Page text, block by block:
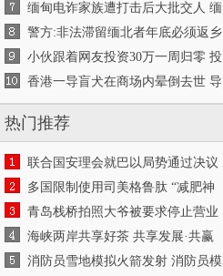
缅甸电诈家族遭打击后大批交人 缅
警方:非法滞留缅北者年底必须返乡
小伙跟着网友投资30万一周归零 投
香港一导盲犬在商场内晕倒去世 导
热门推荐
联合国安理会就巴以局势通过决议
多国限制使用司美格鲁肽 “减肥神
青岛栈桥拍照大爷被要求停止营业
海峡两岸共享好茶 共享发展·共赢
消防员雪地模拟火箭发射 消防员模